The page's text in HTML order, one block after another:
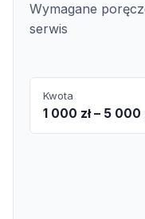
Wymagane
serwis
Kwota
1 000 zł – 5 000